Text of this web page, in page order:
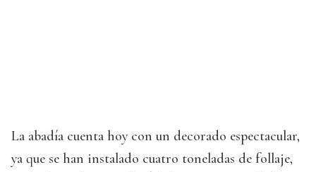
La abadía cuenta hoy con un decorado espectacular,
ya que se han instalado cuatro toneladas de follaje,